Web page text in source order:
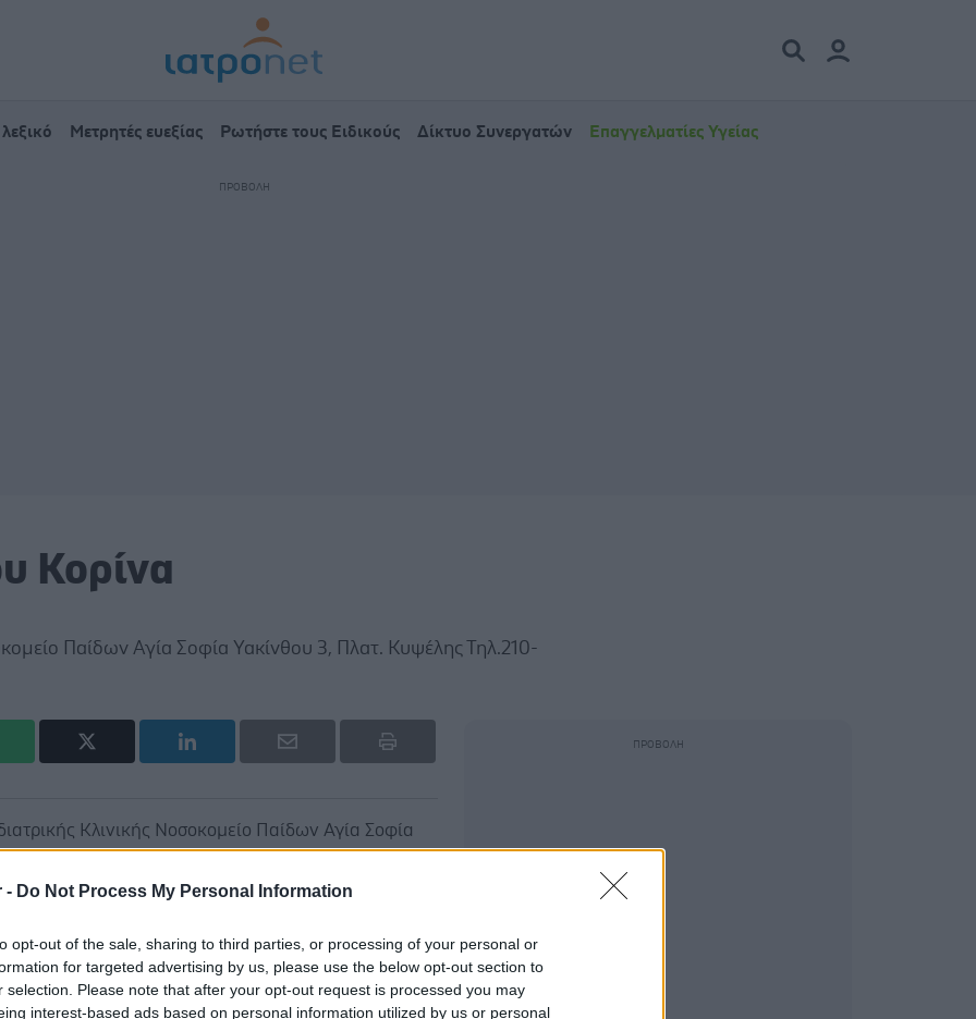
- Do Not Process My Personal Information
opt-out of the sale, sharing to third parties, or processing of your personal or
for targeted advertising by us, please use the below opt-out section to
selection. Please note that after your opt-out request is processed you may
interest-based ads based on personal information utilized by us or personal
λεξικό Μετρητές ευεξίας Ρωτήστε τους Ειδικούς Δίκτυο Συνεργατών Επαγγελματίες Υγείας
Κορίνα
Παίδων Αγία Σοφία Υακίνθου 3, Πλατ. Κυψέλης Τηλ.210-
Κλινικής Νοσοκομείο Παίδων Αγία Σοφία
Τηλ.210- 8829565 Κινητό 6977608870